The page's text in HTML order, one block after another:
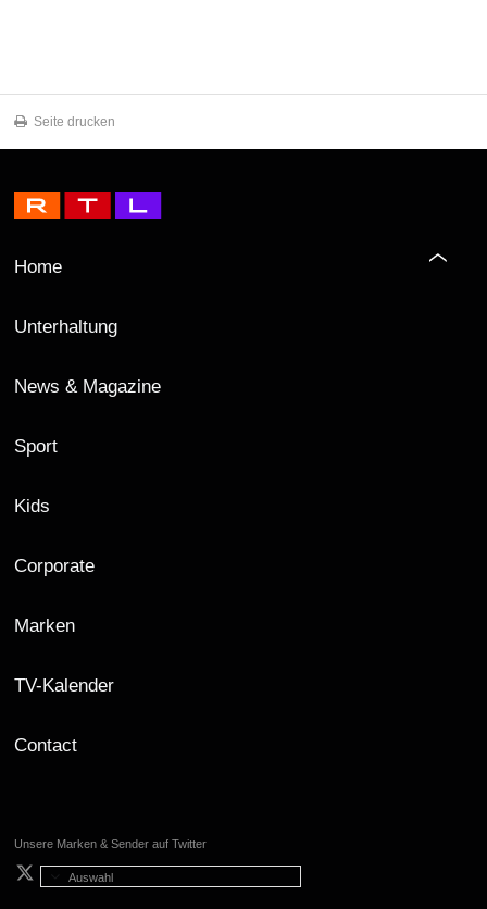
Seite drucken
Home
Unterhaltung
News & Magazine
Sport
Kids
Corporate
Marken
TV-Kalender
Contact
Unsere Marken & Sender auf Twitter
Auswahl